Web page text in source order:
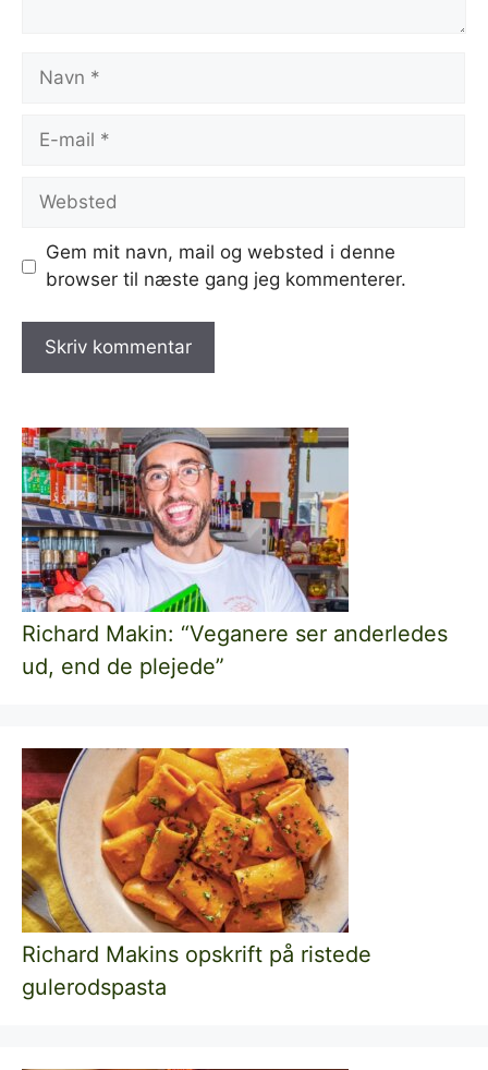
Navn
Websted
Gem mit navn, mail og websted i denne
browser til næste gang jeg kommenterer.
Richard Makin: “Veganere ser anderledes
ud, end de plejede”
Richard Makins opskrift på ristede
gulerodspasta